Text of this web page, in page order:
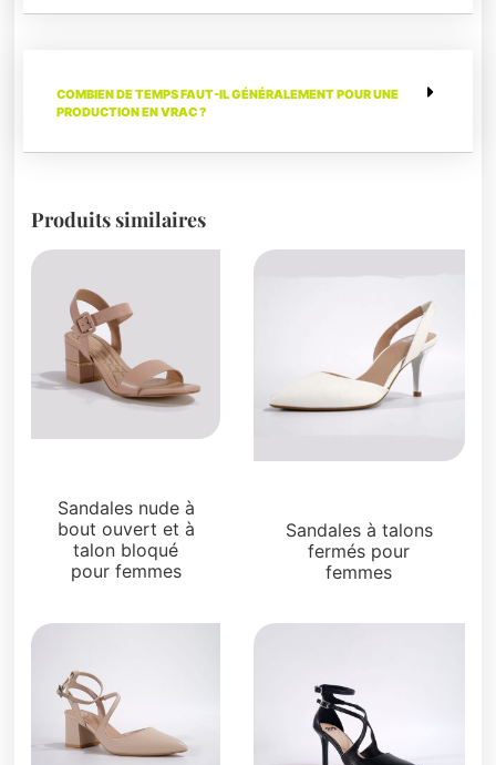
COMBIEN DE TEMPS FAUT-IL GÉNÉRALEMENT POUR UNE
PRODUCTION EN VRAC ?
Produits similaires
Sandales nude à
bout ouvert et à
talon bloqué
pour femmes
Sandales à talons
fermés pour
femmes